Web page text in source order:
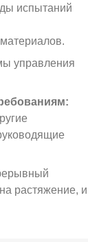
испытаний
управления
растяжение, и